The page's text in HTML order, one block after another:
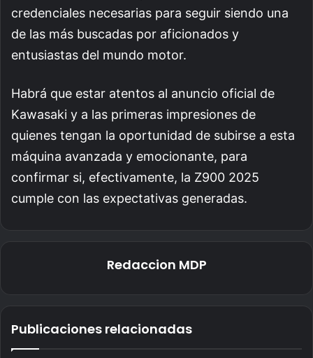
credenciales necesarias para seguir siendo una
de las más buscadas por aficionados y
entusiastas del mundo motor.
Habrá que estar atentos al anuncio oficial de
Kawasaki y a las primeras impresiones de
quienes tengan la oportunidad de subirse a esta
máquina avanzada y emocionante, para
confirmar si, efectivamente, la Z900 2025
cumple con las expectativas generadas.
Redaccion MDP
Publicaciones relacionadas